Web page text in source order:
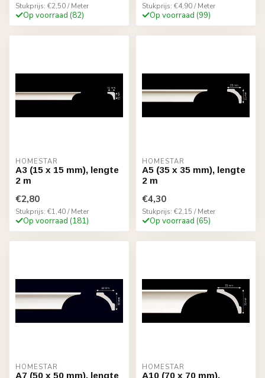
Stukprijs: €2,50 / Meter
Op voorraad (82)
Stukprijs: €4,90 / Meter
Op voorraad (99)
HOMESTAR
A3 (15 x 15 mm), lengte
2 m
€2,80
Stukprijs: €1,40 / Meter
Op voorraad (181)
HOMESTAR
A5 (35 x 35 mm), lengte
2 m
€4,30
Stukprijs: €2,15 / Meter
Op voorraad (65)
HOMESTAR
A7 (50 x 50 mm), lengte
HOMESTAR
A10 (70 x 70 mm),